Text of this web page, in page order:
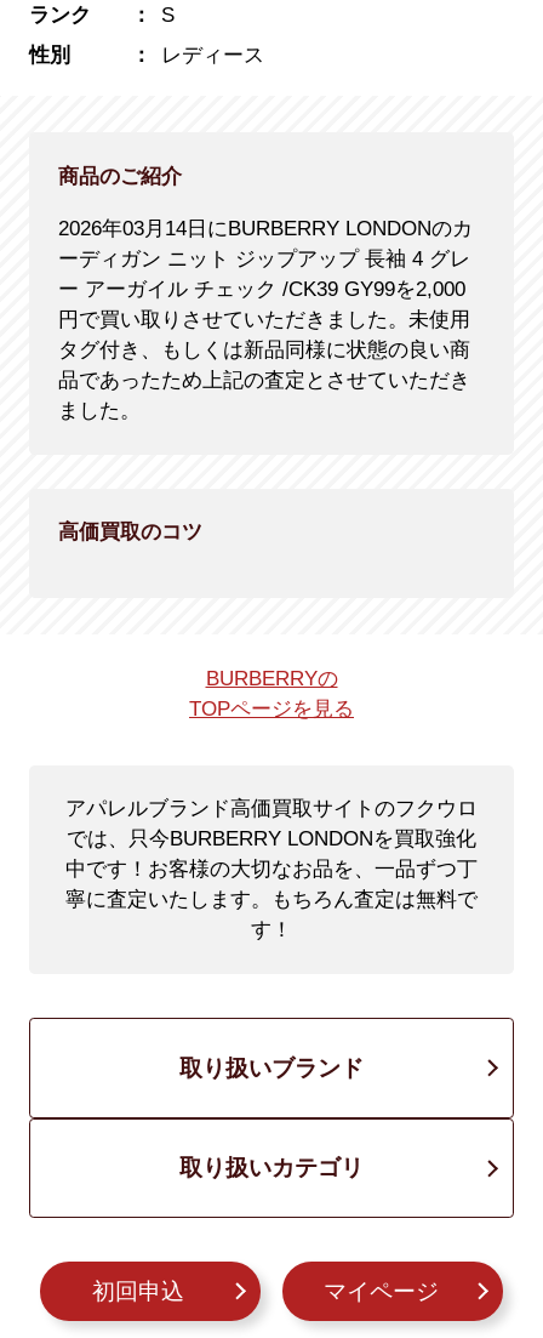
ランク
S
性別
レディース
商品のご紹介
2026年03月14日にBURBERRY LONDONのカ
ーディガン ニット ジップアップ 長袖 4 グレ
ー アーガイル チェック /CK39 GY99を2,000
円で買い取りさせていただきました。未使用
タグ付き、もしくは新品同様に状態の良い商
品であったため上記の査定とさせていただき
ました。
高価買取のコツ
BURBERRYの
TOPページを見る
アパレルブランド高価買取サイトのフクウロ
では、只今BURBERRY LONDONを買取強化
中です！ お客様の大切なお品を、一品ずつ丁
寧に査定いたします。もちろん査定は無料で
す！
取り扱いブランド
取り扱いカテゴリ
初回申込 マイページ